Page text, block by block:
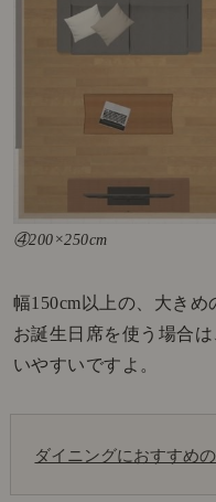
④200×250cm
幅150cm以上の、大き
お誕生日席を使う場合
いやすいですよ。
ダイニングにおすすめ